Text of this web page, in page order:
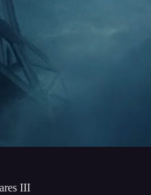
III